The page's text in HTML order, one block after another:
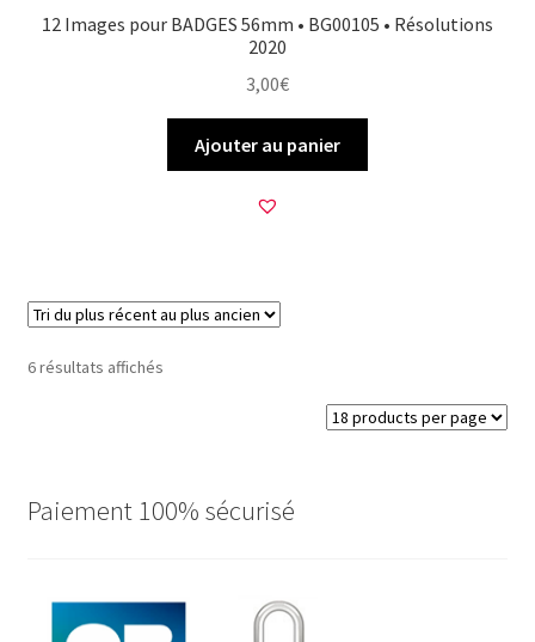
12 Images pour BADGES 56mm • BG00105 • Résolutions
2020
3,00€
Ajouter au panier
6 résultats affichésTrié
plus
ancien
Paiement 100% sécurisé